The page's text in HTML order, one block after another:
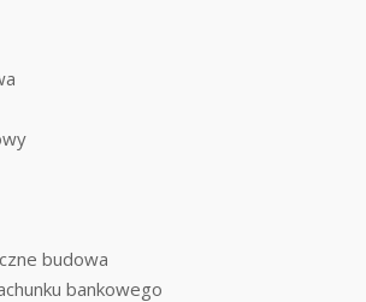
budowa
bankowego